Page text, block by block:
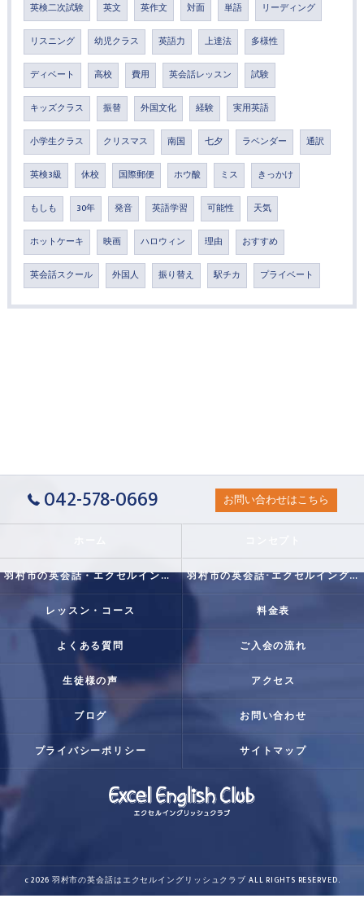
英検二次試験 英文 英作文 対面 単語 リーディング
リスニング 幼児クラス 英語力 上達法 多様性
ディベート 高校 費用 英会話レッスン 試験
キッズクラス 振替 外国文化 経験 実用英語
小学生クラス クリスマス 南国 七夕 ラベンダー 通訳
英検3級 休校 国際郵便 ホウ酸 ミス きっかけ
もしも 30年 発音 英語学習 可能性 天気
ホットケーキ 映画 ハロウィン 理由 おすすめ
英会話スクール 外国人 振り替え 駅チカ プライベート
042-578-0669 お問い合わせはこちら
羽村市の英会話・エクセルイングリッシュクラブの口コミ情報 羽村市の英会話･エクセルイングリッシュクラブの評判
レッスン・コース 料金表
よくある質問 ご入会の流れ
生徒様の声 アクセス
ブログ お問い合わせ
プライバシーポリシー サイトマップ
c 2026 羽村市の英会話はエクセルイングリッシュクラブ ALL RIGHTS RESERVED.